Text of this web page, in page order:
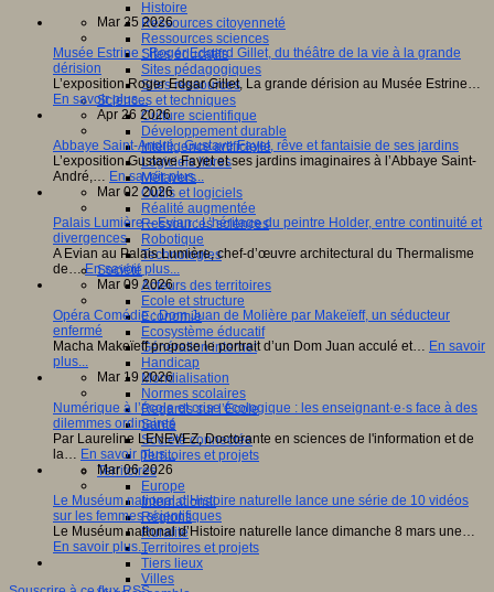
Histoire
Ressources citoyenneté
Ressources sciences
Sites éducatifs
Sites pédagogiques
Sites ressources
Sciences et techniques
Culture scientifique
Développement durable
Intelligence artificielle
Logiciels libres
Métavers
Outils et logiciels
Réalité augmentée
Ressources sciences
Robotique
Technologies
Société
Acteurs des territoires
Ecole et structure
Economie
Ecosystème éducatif
Génération internet
Handicap
Mondialisation
Normes scolaires
Regards sur l’Ecole
Santé
Société connectée
Territoires et projets
Territoires
Europe
International
Régions
Ruralité
Territoires et projets
Tiers lieux
Villes
Mar 25 2026
Musée Estrine : Roger Edgard Gillet, du théâtre de la vie à la grande
dérision
L’exposition Roger Edgar Gillet, La grande dérision au Musée Estrine…
En savoir plus...
Apr 26 2026
Abbaye Saint-André : Gustave Fayet, rêve et fantaisie de ses jardins
L’exposition Gustave Fayet et ses jardins imaginaires à l’Abbaye Saint-
André,… En savoir plus...
Mar 02 2026
Palais Lumière – Evian : L’héritage du peintre Holder, entre continuité et
divergences
A Evian au Palais Lumière, chef-d’œuvre architectural du Thermalisme
de…En savoir plus...
Mar 09 2026
Opéra Comédie : Dom Juan de Molière par Makeïeff, un séducteur
enfermé
Macha Makeïeff propose le portrait d’un Dom Juan acculé et… En savoir
plus...
Mar 19 2026
Numérique à l’école et crise écologique : les enseignant·e·s face à des
dilemmes ordinaires
Par Laureline LENEVEZ, Doctorante en sciences de l'information et de
la… En savoir plus...
Mar 06 2026
Le Muséum national d’Histoire naturelle lance une série de 10 vidéos
sur les femmes scientifiques
Le Muséum national d’Histoire naturelle lance dimanche 8 mars une…
En savoir plus...